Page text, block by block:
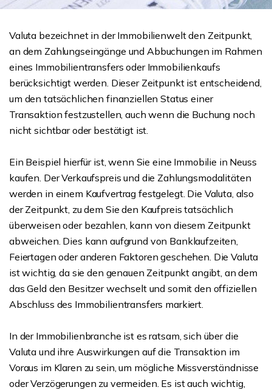
Valuta bezeichnet in der Immobilienwelt den Zeitpunkt,
an dem Zahlungseingänge und Abbuchungen im Rahmen
eines Immobilientransfers oder Immobilienkaufs
berücksichtigt werden. Dieser Zeitpunkt ist entscheidend,
um den tatsächlichen finanziellen Status einer
Transaktion festzustellen, auch wenn die Buchung noch
nicht sichtbar oder bestätigt ist.
Ein Beispiel hierfür ist, wenn Sie eine Immobilie in Neuss
kaufen. Der Verkaufspreis und die Zahlungsmodalitäten
werden in einem Kaufvertrag festgelegt. Die Valuta, also
der Zeitpunkt, zu dem Sie den Kaufpreis tatsächlich
überweisen oder bezahlen, kann von diesem Zeitpunkt
abweichen. Dies kann aufgrund von Banklaufzeiten,
Feiertagen oder anderen Faktoren geschehen. Die Valuta
ist wichtig, da sie den genauen Zeitpunkt angibt, an dem
das Geld den Besitzer wechselt und somit den offiziellen
Abschluss des Immobilientransfers markiert.
In der Immobilienbranche ist es ratsam, sich über die
Valuta und ihre Auswirkungen auf die Transaktion im
Voraus im Klaren zu sein, um mögliche Missverständnisse
oder Verzögerungen zu vermeiden. Es ist auch wichtig,